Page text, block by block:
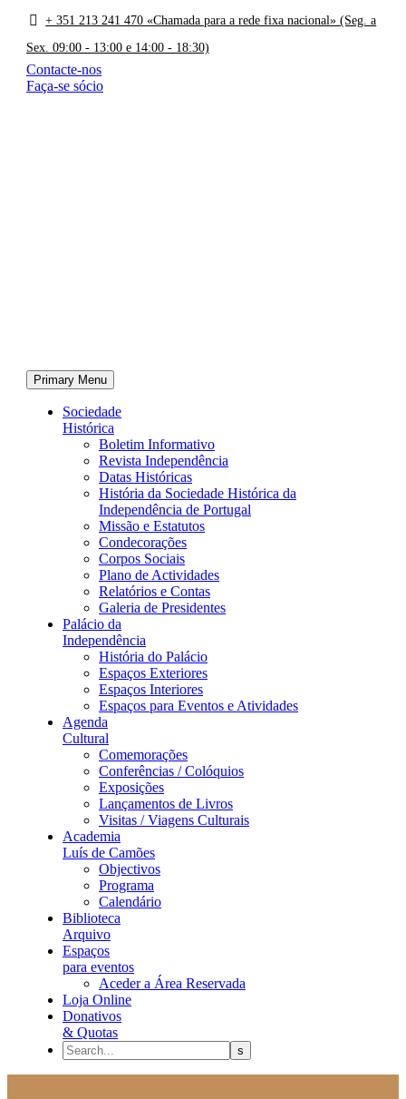
+ 351 213 241 470 «Chamada para a rede fixa nacional» (Seg. a
Sex. 09:00 - 13:00 e 14:00 - 18:30)
Contacte-nos
Faça-se sócio
Primary Menu
Sociedade
Histórica
Boletim Informativo
Revista Independência
Datas Históricas
História da Sociedade Histórica da
Independência de Portugal
Missão e Estatutos
Condecorações
Corpos Sociais
Plano de Actividades
Relatórios e Contas
Galeria de Presidentes
Palácio da
Independência
História do Palácio
Espaços Exteriores
Espaços Interiores
Espaços para Eventos e Atividades
Agenda
Cultural
Comemorações
Conferências / Colóquios
Exposições
Lançamentos de Livros
Visitas / Viagens Culturais
Academia
Luís de Camões
Objectivos
Programa
Calendário
Biblioteca
Arquivo
Espaços
para eventos
Aceder a Área Reservada
Loja Online
Donativos
& Quotas